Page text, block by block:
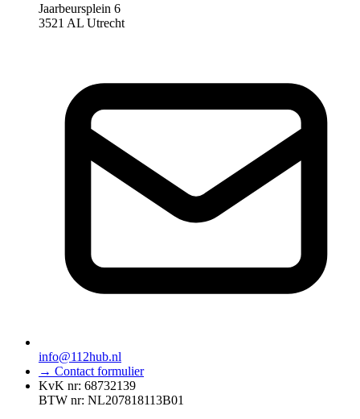
Jaarbeursplein 6
3521 AL Utrecht
info@112hub.nl
→ Contact formulier
KvK nr: 68732139
BTW nr: NL207818113B01